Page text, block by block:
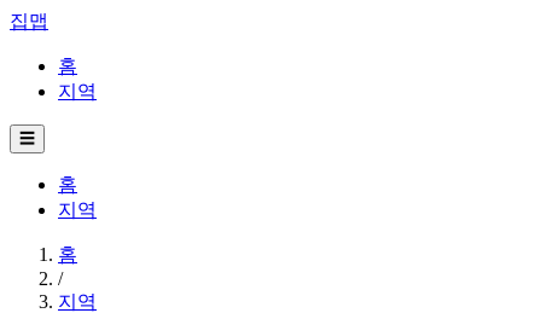
집맵
홈
지역
☰
홈
지역
홈
/
지역